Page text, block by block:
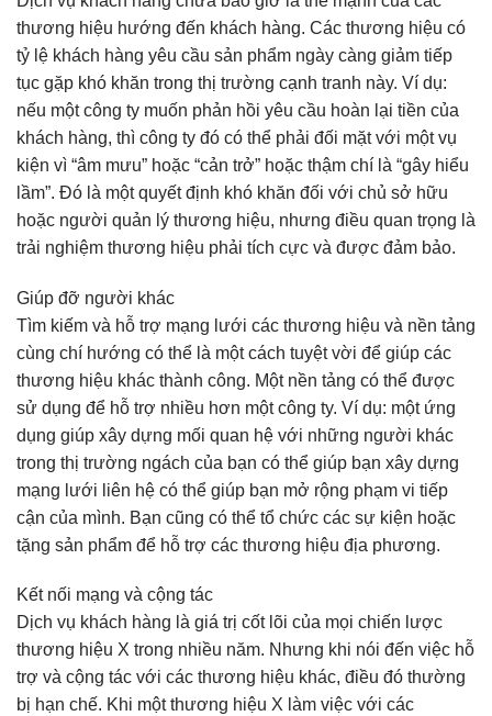
thương hiệu hướng đến khách hàng. Các thương hiệu có
tỷ lệ khách hàng yêu cầu sản phẩm ngày càng giảm tiếp
tục gặp khó khăn trong thị trường cạnh tranh này. Ví dụ:
nếu một công ty muốn phản hồi yêu cầu hoàn lại tiền của
khách hàng, thì công ty đó có thể phải đối mặt với một vụ
kiện vì “âm mưu” hoặc “cản trở” hoặc thậm chí là “gây hiểu
lầm”. Đó là một quyết định khó khăn đối với chủ sở hữu
hoặc người quản lý thương hiệu, nhưng điều quan trọng là
trải nghiệm thương hiệu phải tích cực và được đảm bảo.
Giúp đỡ người khác
Tìm kiếm và hỗ trợ mạng lưới các thương hiệu và nền tảng
cùng chí hướng có thể là một cách tuyệt vời để giúp các
thương hiệu khác thành công. Một nền tảng có thể được
sử dụng để hỗ trợ nhiều hơn một công ty. Ví dụ: một ứng
dụng giúp xây dựng mối quan hệ với những người khác
trong thị trường ngách của bạn có thể giúp bạn xây dựng
mạng lưới liên hệ có thể giúp bạn mở rộng phạm vi tiếp
cận của mình. Bạn cũng có thể tổ chức các sự kiện hoặc
tặng sản phẩm để hỗ trợ các thương hiệu địa phương.
Kết nối mạng và cộng tác
Dịch vụ khách hàng là giá trị cốt lõi của mọi chiến lược
thương hiệu X trong nhiều năm. Nhưng khi nói đến việc hỗ
trợ và cộng tác với các thương hiệu khác, điều đó thường
bị hạn chế. Khi một thương hiệu X làm việc với các